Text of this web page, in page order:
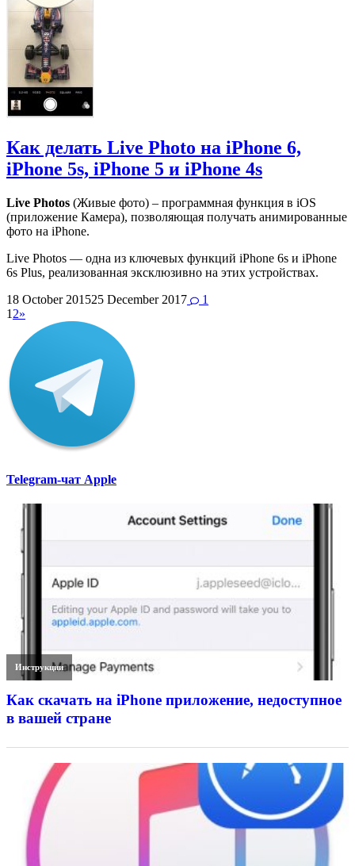
Как делать Live Photo на iPhone 6,
iPhone 5s, iPhone 5 и iPhone 4s
Live Photos (Живые фото) – программная функция в iOS
(приложение Камера), позволяющая получать анимированные
фото на iPhone.
Live Photos — одна из ключевых функций iPhone 6s и iPhone
6s Plus, реализованная эксклюзивно на этих устройствах.
18 October 201525 December 2017
1
1 2»
Telegram-чат Apple
Инструкции
Как скачать на iPhone приложение, недоступное
в вашей стране